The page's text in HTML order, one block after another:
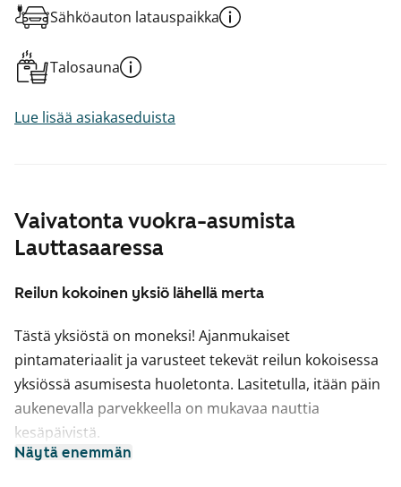
Vaivatonta vuokra-asumista
Lauttasaaressa
Reilun kokoinen yksiö lähellä merta
Tästä yksiöstä on moneksi! Ajanmukaiset
pintamateriaalit ja varusteet tekevät reilun kokoisessa
yksiössä asumisesta huoletonta. Lasitetulla, itään päin
aukenevalla parvekkeella on mukavaa nauttia
kesäpäivistä.
Näytä enemmän
Sähköauton latauspaikka
Talosauna
Lue lisää asiakaseduista